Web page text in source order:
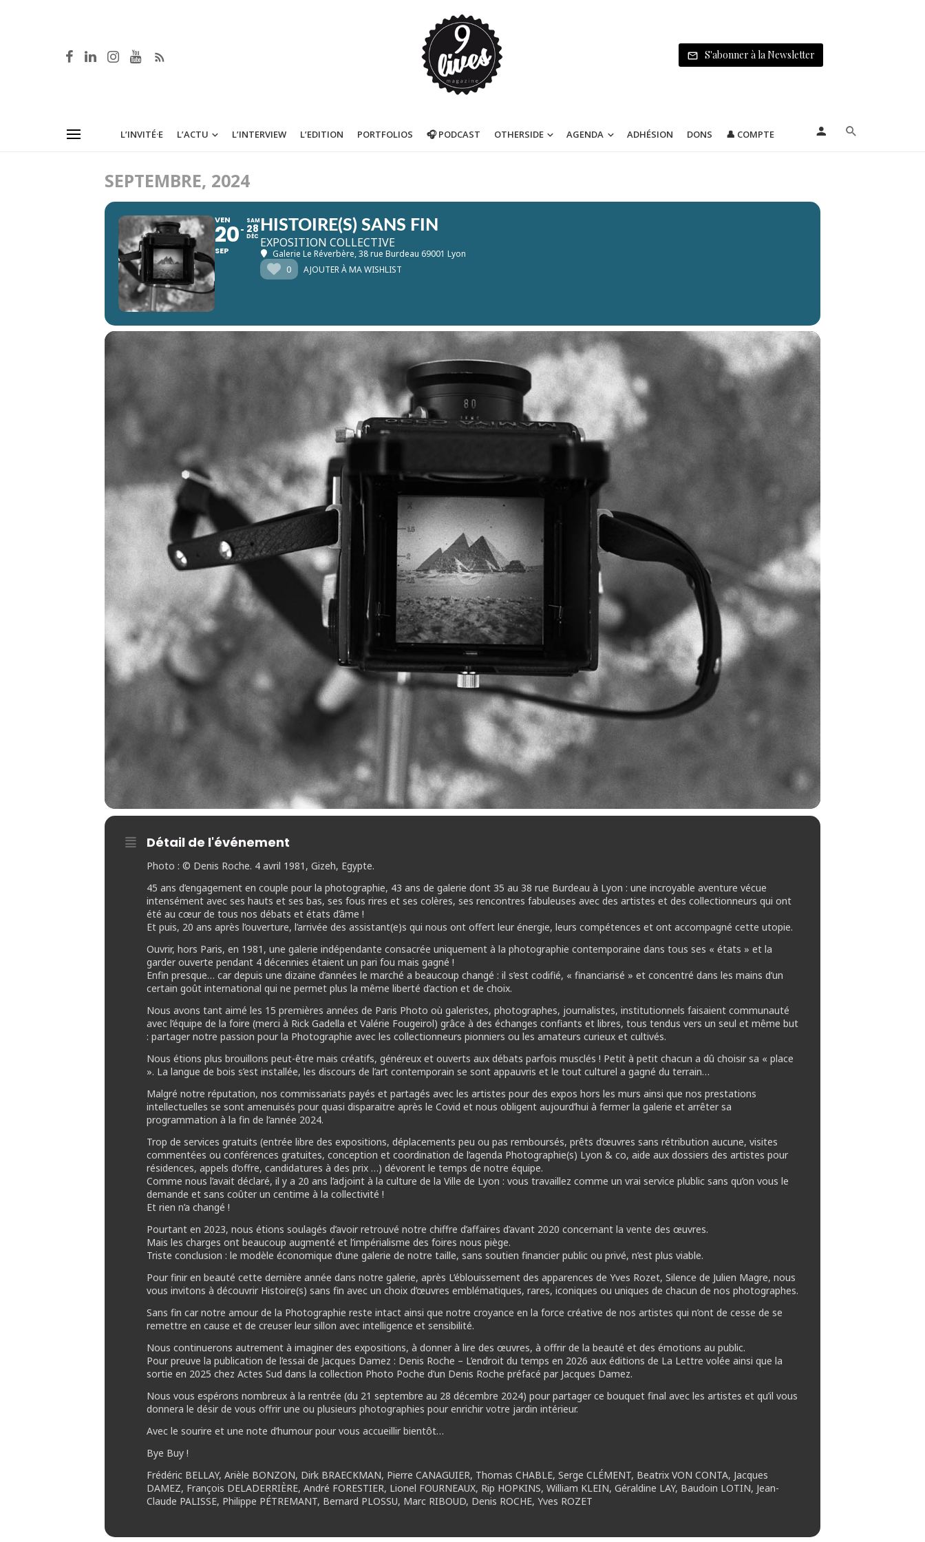
S'abonner à la Newsletter
L’INVITÉ·E L’ACTU L’INTERVIEW L’EDITION PORTFOLIOS 🎧 PODCAST OTHERSIDE AGENDA ADHÉSION DONS 👤 COMPTE
SEPTEMBRE, 2024
VEN
20
SEP
SAM
28
DÉC
HISTOIRE(S) SANS FIN
EXPOSITION COLLECTIVE
Galerie Le Réverbère, 38 rue Burdeau 69001 Lyon
0
AJOUTER À MA WISHLIST
Détail de l'événement
Photo : © Denis Roche. 4 avril 1981, Gizeh, Egypte.
45 ans d’engagement en couple pour la photographie, 43 ans de galerie dont 35 au 38 rue Burdeau à Lyon : une incroyable aventure vécue
intensément avec ses hauts et ses bas, ses fous rires et ses colères, ses rencontres fabuleuses avec des artistes et des collectionneurs qui ont
été au cœur de tous nos débats et états d’âme !
Et puis, 20 ans après l’ouverture, l’arrivée des assistant(e)s qui nous ont offert leur énergie, leurs compétences et ont accompagné cette utopie.
Ouvrir, hors Paris, en 1981, une galerie indépendante consacrée uniquement à la photographie contemporaine dans tous ses « états » et la
garder ouverte pendant 4 décennies étaient un pari fou mais gagné !
Enfin presque… car depuis une dizaine d’années le marché a beaucoup changé : il s’est codifié, « financiarisé » et concentré dans les mains d’un
certain goût international qui ne permet plus la même liberté d’action et de choix.
Nous avons tant aimé les 15 premières années de Paris Photo où galeristes, photographes, journalistes, institutionnels faisaient communauté
avec l’équipe de la foire (merci à Rick Gadella et Valérie Fougeirol) grâce à des échanges confiants et libres, tous tendus vers un seul et même but
: partager notre passion pour la Photographie avec les collectionneurs pionniers ou les amateurs curieux et cultivés.
Nous étions plus brouillons peut-être mais créatifs, généreux et ouverts aux débats parfois musclés ! Petit à petit chacun a dû choisir sa « place
». La langue de bois s’est installée, les discours de l’art contemporain se sont appauvris et le tout culturel a gagné du terrain…
Malgré notre réputation, nos commissariats payés et partagés avec les artistes pour des expos hors les murs ainsi que nos prestations
intellectuelles se sont amenuisés pour quasi disparaitre après le Covid et nous obligent aujourd’hui à fermer la galerie et arrêter sa
programmation à la fin de l’année 2024.
Trop de services gratuits (entrée libre des expositions, déplacements peu ou pas remboursés, prêts d’œuvres sans rétribution aucune, visites
commentées ou conférences gratuites, conception et coordination de l’agenda Photographie(s) Lyon & co, aide aux dossiers des artistes pour
résidences, appels d’offre, candidatures à des prix …) dévorent le temps de notre équipe.
Comme nous l’avait déclaré, il y a 20 ans l’adjoint à la culture de la Ville de Lyon : vous travaillez comme un vrai service plublic sans qu’on vous le
demande et sans coûter un centime à la collectivité !
Et rien n’a changé !
Pourtant en 2023, nous étions soulagés d’avoir retrouvé notre chiffre d’affaires d’avant 2020 concernant la vente des œuvres.
Mais les charges ont beaucoup augmenté et l’impérialisme des foires nous piège.
Triste conclusion : le modèle économique d’une galerie de notre taille, sans soutien financier public ou privé, n’est plus viable.
Pour finir en beauté cette dernière année dans notre galerie, après L’éblouissement des apparences de Yves Rozet, Silence de Julien Magre, nous
vous invitons à découvrir Histoire(s) sans fin avec un choix d’œuvres emblématiques, rares, iconiques ou uniques de chacun de nos photographes.
Sans fin car notre amour de la Photographie reste intact ainsi que notre croyance en la force créative de nos artistes qui n’ont de cesse de se
remettre en cause et de creuser leur sillon avec intelligence et sensibilité.
Nous continuerons autrement à imaginer des expositions, à donner à lire des œuvres, à offrir de la beauté et des émotions au public.
Pour preuve la publication de l’essai de Jacques Damez : Denis Roche – L’endroit du temps en 2026 aux éditions de La Lettre volée ainsi que la
sortie en 2025 chez Actes Sud dans la collection Photo Poche d’un Denis Roche préfacé par Jacques Damez.
Nous vous espérons nombreux à la rentrée (du 21 septembre au 28 décembre 2024) pour partager ce bouquet final avec les artistes et qu’il vous
donnera le désir de vous offrir une ou plusieurs photographies pour enrichir votre jardin intérieur.
Avec le sourire et une note d’humour pour vous accueillir bientôt…
Bye Buy !
Frédéric BELLAY, Arièle BONZON, Dirk BRAECKMAN, Pierre CANAGUIER, Thomas CHABLE, Serge CLÉMENT, Beatrix VON CONTA, Jacques
DAMEZ, François DELADERRIÈRE, André FORESTIER, Lionel FOURNEAUX, Rip HOPKINS, William KLEIN, Géraldine LAY, Baudoin LOTIN, Jean-
Claude PALISSE, Philippe PÉTREMANT, Bernard PLOSSU, Marc RIBOUD, Denis ROCHE, Yves ROZET